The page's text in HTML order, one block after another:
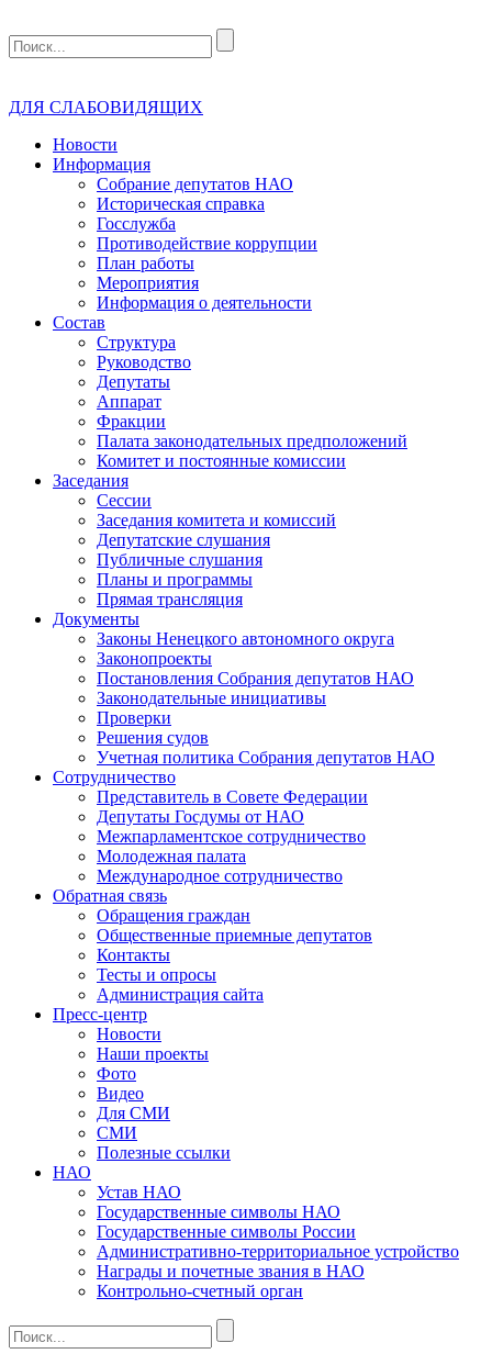
ДЛЯ СЛАБОВИДЯЩИХ
Новости
Информация
Собрание депутатов НАО
Историческая справка
Госслужба
Противодействие коррупции
План работы
Мероприятия
Информация о деятельности
Состав
Структура
Руководство
Депутаты
Аппарат
Фракции
Палата законодательных предположений
Комитет и постоянные комиссии
Заседания
Сессии
Заседания комитета и комиссий
Депутатские слушания
Публичные слушания
Планы и программы
Прямая трансляция
Документы
Законы Ненецкого автономного округа
Законопроекты
Постановления Собрания депутатов НАО
Законодательные инициативы
Проверки
Решения судов
Учетная политика Собрания депутатов НАО
Сотрудничество
Представитель в Совете Федерации
Депутаты Госдумы от НАО
Межпарламентское сотрудничество
Молодежная палата
Международное сотрудничество
Обратная cвязь
Обращения граждан
Общественные приемные депутатов
Контакты
Тесты и опросы
Администрация сайта
Пресс-центр
Новости
Наши проекты
Фото
Видео
Для СМИ
СМИ
Полезные ссылки
НАО
Устав НАО
Государственные символы НАО
Государственные символы России
Административно-территориальное устройство
Награды и почетные звания в НАО
Контрольно-счетный орган